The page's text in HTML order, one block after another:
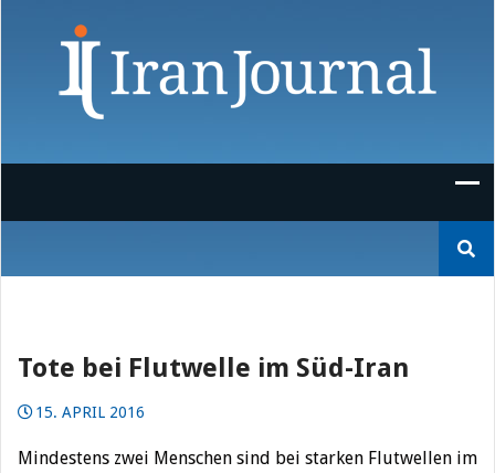
nach:
Tote bei Flutwelle im Süd-Iran
15. APRIL 2016
Mindestens zwei Menschen sind bei starken Flutwellen im